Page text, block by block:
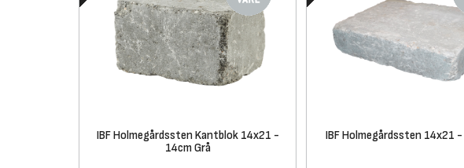
IBF Holmegårdssten Kantblok 14x21 -
14cm Grå
IBF Holmegårdssten 14x21 -